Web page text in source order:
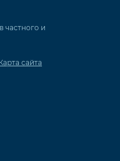
частного и
сайта